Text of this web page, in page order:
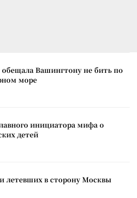
Вашингтону не бить по
море
инициатора мифа о
детей
летевших в сторону Москвы